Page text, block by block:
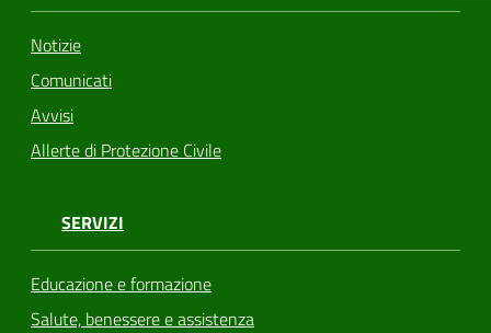
Notizie
Comunicati
Avvisi
Allerte di Protezione Civile
SERVIZI
Educazione e formazione
Salute, benessere e assistenza